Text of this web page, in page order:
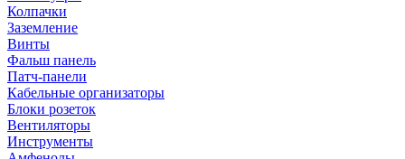
Колпачки
Заземление
Винты
Фальш панель
Патч-панели
Кабельные организаторы
Блоки розеток
Вентиляторы
Инструменты